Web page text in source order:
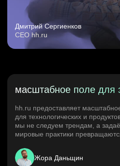
Дмитрий Сергиенков
CEO hh.ru
масштабное поле для
hh.ru предоставляет
для технологических и
мы не следуем трендам, а
мировые практики
Жора Даньщин